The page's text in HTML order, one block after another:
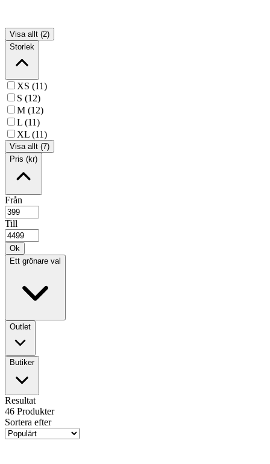
Visa allt (2)
Storlek
XS (11)
S (12)
M (12)
L (11)
XL (11)
Visa allt (7)
Pris (kr)
Från
Till
Ok
Ett grönare val
Outlet
Butiker
Resultat
46 Produkter
Sortera efter